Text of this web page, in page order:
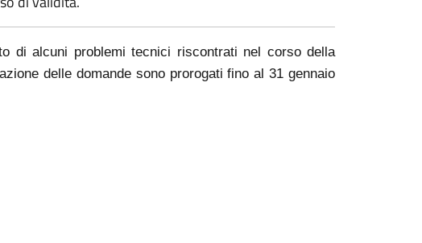
di alcuni problemi tecnici riscontrati nel corso della
delle domande sono prorogati fino al 31 gennaio